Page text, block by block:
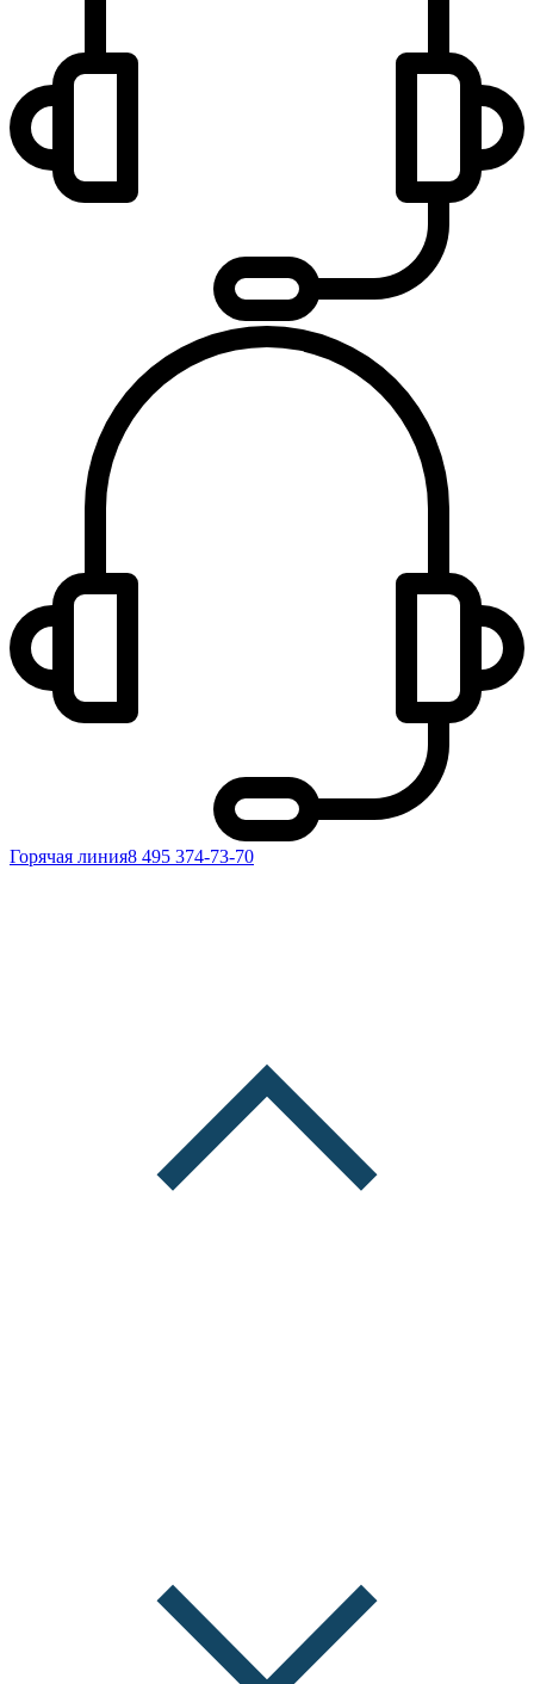
Горячая линия8 495 374-73-70